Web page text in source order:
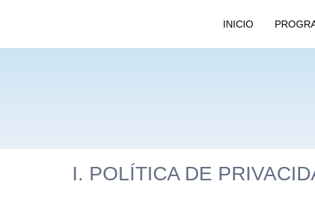
INICIO
I. POLÍTICA DE